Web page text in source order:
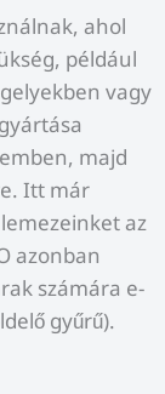
ahol
például
vagy
majd
Itt már
az
azonban
számára e-
gyűrű).